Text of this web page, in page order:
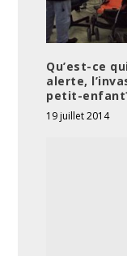
Qu’est-ce
alerte,
petit-
19 juillet 2014